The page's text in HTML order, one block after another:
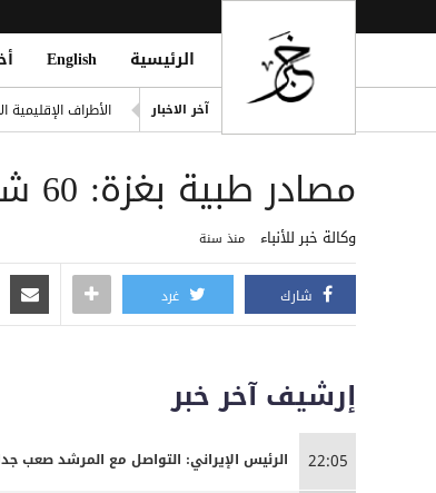
الرئيسية English
آخر الاخبار
الأطراف
العثور على
Financial Stabilityمصادر طبية بغزة: 60 شهيدا بغارات الاحتلال منذ الفجر
وكالة خبر للأنباء منذ سنة
شارك غرد
إرشيف آخر خبر
22:05 الرئيس الإيراني: التواصل مع المرشد صعب